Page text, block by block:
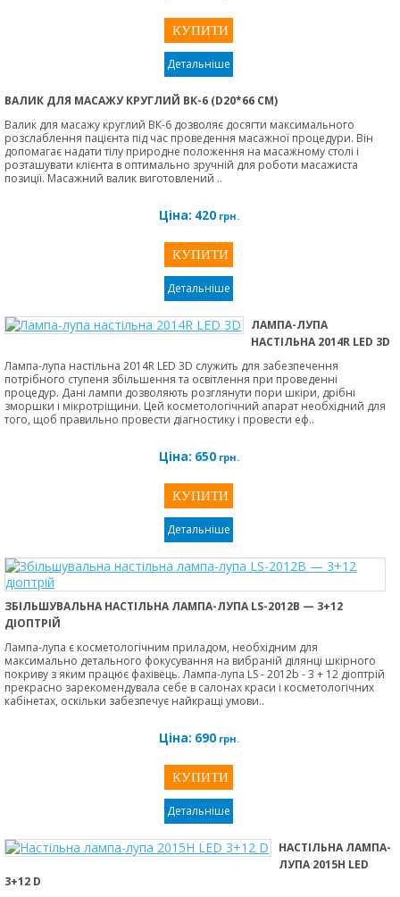
Детальніше
ВАЛИК ДЛЯ МАСАЖУ КРУГЛИЙ ВК-6 (D20*66 СМ)
Валик для масажу круглий ВК-6 дозволяє досягти максимального
розслаблення пацієнта під час проведення масажної процедури. Він
допомагає надати тілу природне положення на масажному столі і
розташувати клієнта в оптимально зручній для роботи масажиста
позиції. Масажний валик виготовлений ..
Ціна: 420грн.
Детальніше
ЛАМПА-ЛУПА
НАСТІЛЬНА 2014R LED 3D
Лампа-лупа настільна 2014R LED 3D служить для забезпечення
потрібного ступеня збільшення та освітлення при проведенні
процедур. Дані лампи дозволяють розглянути пори шкіри, дрібні
зморшки і мікротріщини. Цей косметологічний апарат необхідний для
того, щоб правильно провести діагностику і провести еф..
Ціна: 650грн.
Детальніше
ЗБІЛЬШУВАЛЬНА НАСТІЛЬНА ЛАМПА-ЛУПА LS-2012B — 3+12
ДІОПТРІЙ
Лампа-лупа є косметологічним приладом, необхідним для
максимально детального фокусування на вибраній ділянці шкірного
покриву з яким працює фахівець. Лампа-лупа LS - 2012b - 3 + 12 діоптрій
прекрасно зарекомендувала себе в салонах краси і косметологічних
кабінетах, оскільки забезпечує найкращі умови..
Ціна: 690грн.
Детальніше
НАСТІЛЬНА ЛАМПА-
ЛУПА 2015Н LED
3+12 D